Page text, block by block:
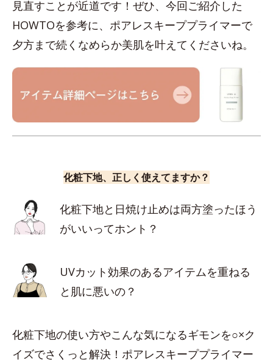
見直すことが近道です！ぜひ、今回ご紹介した
HOWTOを参考に、ポアレスキーププライマーで
夕方まで続くなめらか美肌を叶えてくださいね。
化粧下地、正しく使えてますか？
化粧下地と日焼け止めは両方塗ったほう
がいいってホント？
UVカット効果のあるアイテムを重ねる
と肌に悪いの？
化粧下地の使い方やこんな気になるギモンを○×ク
イズでさくっと解決！ポアレスキーププライマー